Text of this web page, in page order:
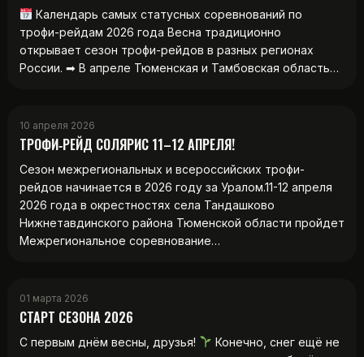
Календарь самых статусных соревнований по
трофи-рейдам 2026 года Весна традиционно
открывает сезон трофи-рейдов в разных регионах
России. ➡ В апреле Тюменская и Тамбовская область…
10 апреля 2026
ТРОФИ‑РЕЙД СОЛЯРИС 11–12 АПРЕЛЯ!
Сезон межрегиональных и всероссийских трофи-
рейдов начинается в 2026 году за Уралом.11-12 апреля
2026 года в окрестностях села Тандашково
Нижнетавдинского района Тюменской области пройдет
Межрегиональное соревнование…
01 марта 2026
СТАРТ СЕЗОНА 2026
С первым днём весны, друзья!
Конечно, снег ещё не